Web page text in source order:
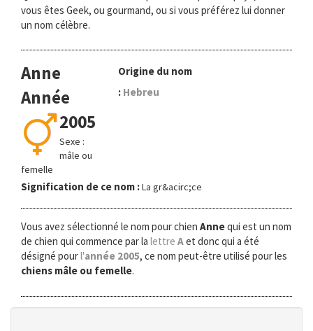
vous êtes Geek, ou gourmand, ou si vous préférez lui donner
un nom célèbre.
Anne
Année
2005
Sexe :
mâle ou
femelle
Origine du nom
: Hebreu
Signification de ce nom :La gr&acirc;ce
Vous avez sélectionné le nom pour chien Annequi est un nom
de chien qui commence par la lettre Aet donc qui a été
désigné pourl'année 2005, ce nom peut-être utilisé pour les
chiens mâle ou femelle.